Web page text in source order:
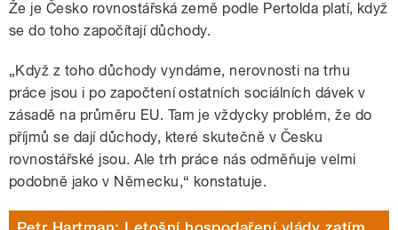
Že je Česko rovnostářská země podle Pertolda platí, když
se do toho započítají důchody.
„Když z toho důchody vyndáme, nerovnosti na trhu
práce jsou i po započtení ostatních sociálních dávek v
zásadě na průměru EU. Tam je vždycky problém, že do
příjmů se dají důchody, které skutečně v Česku
rovnostářské jsou. Ale trh práce nás odměňuje velmi
podobně jako v Německu,“ konstatuje.